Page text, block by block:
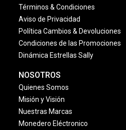
Términos & Condiciones
Aviso de Privacidad
Política Cambios & Devoluciones
Condiciones de las Promociones
Dinámica Estrellas Sally
NOSOTROS
Quienes Somos
Misión y Visión
Nuestras Marcas
Monedero Eléctronico